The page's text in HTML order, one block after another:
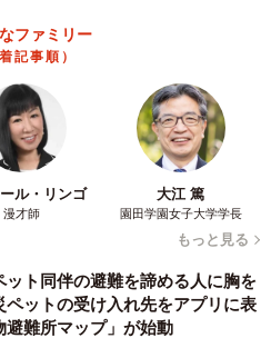
した。この子たちの母猫と、
す」
の重みを抱きしめて
発生。海から数百メートルの
ルの津波警報が発令された瞬
まさか自分がこんな体験をす
ファミリー
記事順）
ル・リンゴ
漫才師
大江 篤
園田学園女子大学学長
もっと見る
ット同伴の避難を諦める人に胸を
ットの受け入れ先をアプリに表
避難所マップ」が始動